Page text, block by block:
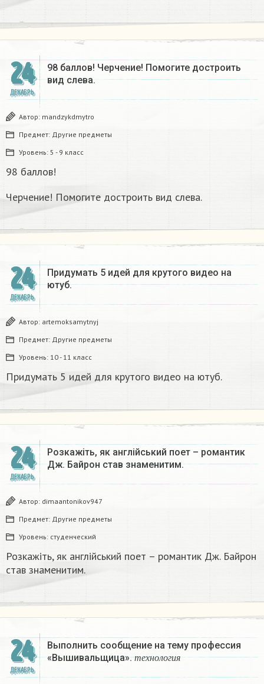
24
ДЕКАБРЬ
98 баллов! Черчение! Помогите достроить
вид слева.
Автор: mandzykdmytro
Предмет: Другие предметы
Уровень: 5 - 9 класс
98 баллов!
Черчение! Помогите достроить вид слева.
24
ДЕКАБРЬ
Придумать 5 идей для крутого видео на
ютуб.
Автор: artemoksamytnyj
Предмет: Другие предметы
Уровень: 10 - 11 класс
Придумать 5 идей для крутого видео на ютуб.
24
ДЕКАБРЬ
Розкажіть, як англійський поет – романтик
Дж. Байрон став знаменитим.​
Автор: dimaantonikov947
Предмет: Другие предметы
Уровень: студенческий
Розкажіть, як англійський поет – романтик Дж. Байрон
став знаменитим.​
24
ДЕКАБРЬ
Выполнить сообщение на тему профессия
«Вышивальщица».т е хн ол о гия
я